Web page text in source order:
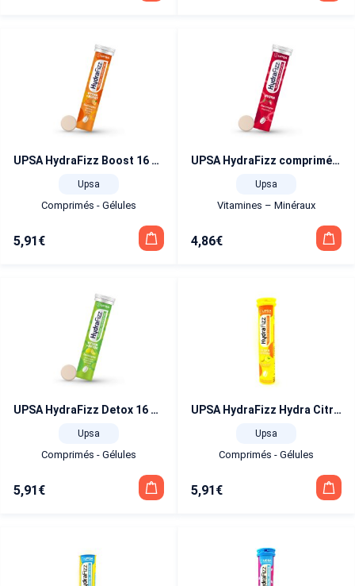
UPSA HydraFizz Boost 16 comprimés effervescents
Upsa
Comprimés - Gélules
5,91€
UPSA HydraFizz comprimés hydratants goût fraise16 comprimés effervescents
Upsa
Vitamines – Minéraux
4,86€
UPSA HydraFizz Detox 16 comprimés effervescents
Upsa
Comprimés - Gélules
5,91€
UPSA HydraFizz Hydra Citron 16 comprimés effervescents
Upsa
Comprimés - Gélules
5,91€